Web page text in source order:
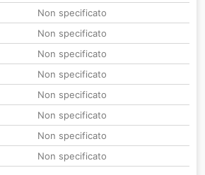
Non specificato
Non specificato
Non specificato
Non specificato
Non specificato
Non specificato
Non specificato
Non specificato